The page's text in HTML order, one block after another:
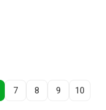
7 8 9
10